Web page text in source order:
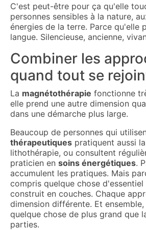
C'est peut-être pour ça qu'elle
personnes sensibles à la nature,
énergies de la terre. Parce qu'elle
langue. Silencieuse, ancienne,
Combiner les
quand tout se
La magnétothérapie fonctionne
elle prend une autre dimension
dans une démarche plus large.
Beaucoup de personnes qui
thérapeutiques pratiquent aussi
lithothérapie, ou consultent
praticien en soins énergétiques.
accumulent les pratiques. Mais
compris quelque chose
construit en couches. Chaque
dimension différente. Et
quelque chose de plus grand que
parties.